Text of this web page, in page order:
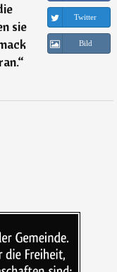
sie
“
Twitter
Bild